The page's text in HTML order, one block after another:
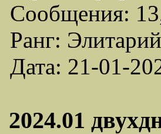
Сообщения:
Ранг:
Дата: 21-01-
2024.01